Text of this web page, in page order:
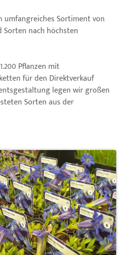
umfangreiches Sortiment von
Sorten nach höchsten
Pflanzen mit
für den Direktverkauf
legen wir großen
Sorten aus der